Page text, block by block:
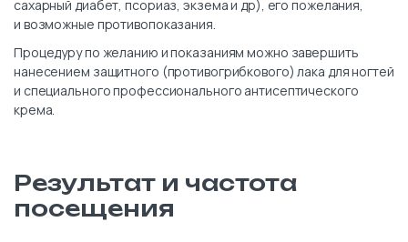
сахарный диабет, псориаз, экзема и др), его пожелания,
и возможные противопоказания.
Процедуру по желанию и показаниям можно завершить
нанесением защитного (противогрибкового) лака для ногтей
и специального профессионального антисептического
крема.
Результат и частота
посещения